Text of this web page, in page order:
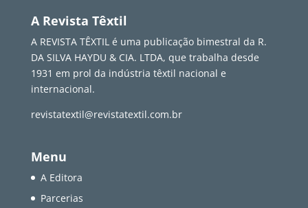
A Revista Têxtil
A REVISTA TÊXTIL é uma publicação bimestral da R.
DA SILVA HAYDU & CIA. LTDA, que trabalha desde
1931 em prol da indústria têxtil nacional e
internacional.
revistatextil@revistatextil.com.br
Menu
A Editora
Parcerias